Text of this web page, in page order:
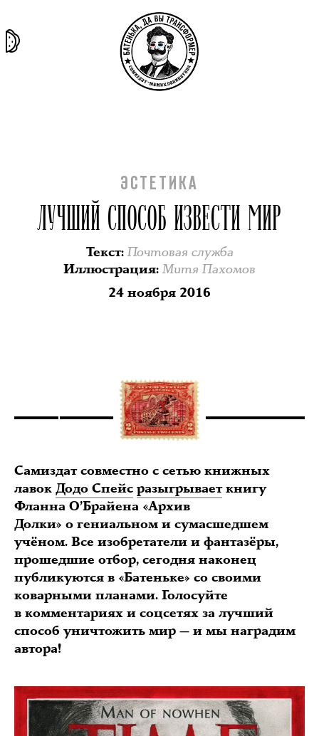
ЭСТЕТИКА
ЛУЧШИЙ СПОСОБ ИЗВЕСТИ МИР
Текст: Почтовая служба
Иллюстрация: Митя Пахомов
24 ноября 2016
Самиздат совместно с сетью книжных
лавок Додо Спейс разыгрываеткнигу
Фланна О’Брайена «Архив
Долки» о гениальном и сумасшедшем
учёном. Все изобретатели и фантазёры,
прошедшие отбор, сегодня наконец
публикуются в «Батеньке» со своими
коварными планами. Голосуйте
в комментариях и соцсетях за лучший
способ уничтожить мир — и мы наградим
автора!